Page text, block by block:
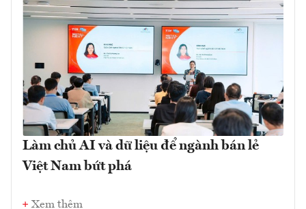
Làm chủ AI và dữ liệu để ngành bán lẻ
Việt Nam bứt phá
Xem thêm